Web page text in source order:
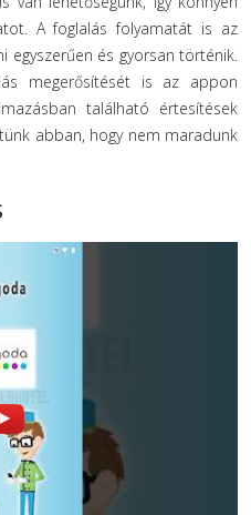
A foglalás folyamatát is az
egyszerűen és gyorsan történik.
megerősítését is az appon
található értesítések
abban, hogy nem maradunk